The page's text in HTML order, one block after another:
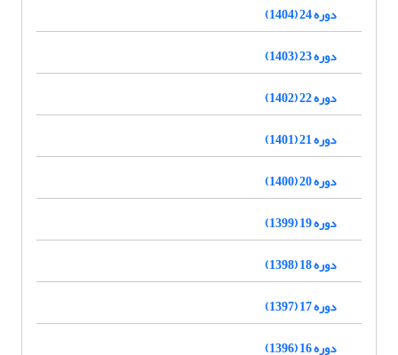
دوره 24 (1404)
دوره 23 (1403)
دوره 22 (1402)
دوره 21 (1401)
دوره 20 (1400)
دوره 19 (1399)
دوره 18 (1398)
دوره 17 (1397)
دوره 16 (1396)